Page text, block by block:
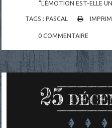
"L'ÉMOTION EST-ELLE
TAGS :PASCAL
0 COMMENTAIRE
25